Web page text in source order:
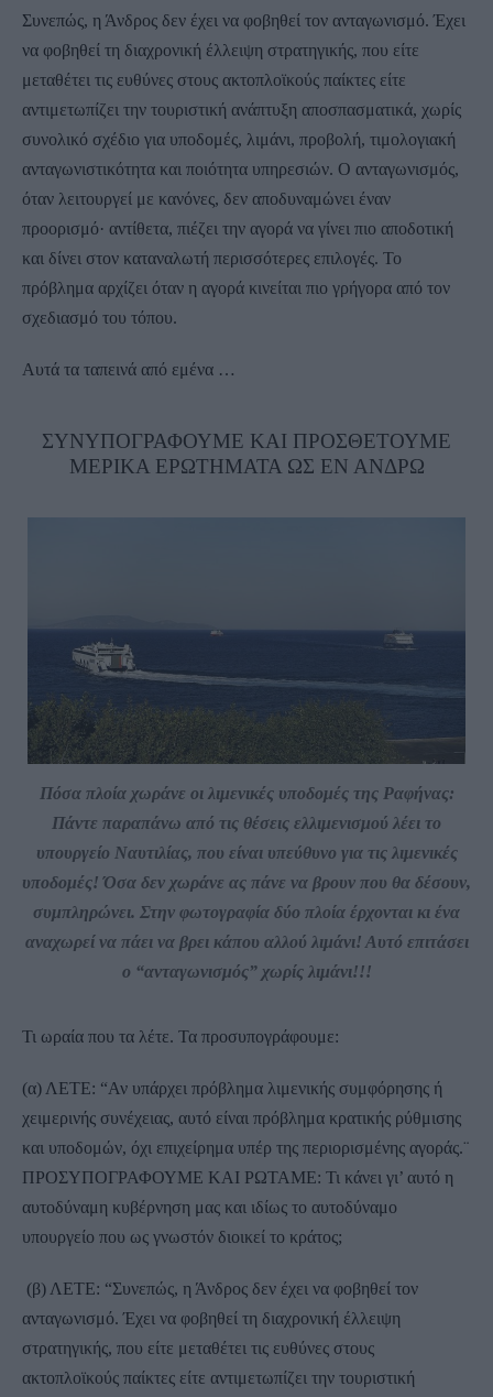
Συνεπώς, η Άνδρος δεν έχει να φοβηθεί τον ανταγωνισμό. Έχει
να φοβηθεί τη διαχρονική έλλειψη στρατηγικής, που είτε
μεταθέτει τις ευθύνες στους ακτοπλοϊκούς παίκτες είτε
αντιμετωπίζει την τουριστική ανάπτυξη αποσπασματικά, χωρίς
συνολικό σχέδιο για υποδομές, λιμάνι, προβολή, τιμολογιακή
ανταγωνιστικότητα και ποιότητα υπηρεσιών. Ο ανταγωνισμός,
όταν λειτουργεί με κανόνες, δεν αποδυναμώνει έναν
προορισμό· αντίθετα, πιέζει την αγορά να γίνει πιο αποδοτική
και δίνει στον καταναλωτή περισσότερες επιλογές. Το
πρόβλημα αρχίζει όταν η αγορά κινείται πιο γρήγορα από τον
σχεδιασμό του τόπου.
Αυτά τα ταπεινά από εμένα …
ΣΥΝΥΠΟΓΡΑΦΟΥΜΕ ΚΑΙ ΠΡΟΣΘΕΤΟΥΜΕ
ΜΕΡΙΚΑ ΕΡΩΤΗΜΑΤΑ ΩΣ ΕΝ ΑΝΔΡΩ
Πόσα πλοία χωράνε οι λιμενικές υποδομές της Ραφήνας:
Πάντε παραπάνω από τις θέσεις ελλιμενισμού λέει το
υπουργείο Ναυτιλίας, που είναι υπεύθυνο για τις λιμενικές
υποδομές! Όσα δεν χωράνε ας πάνε να βρουν που θα δέσουν,
συμπληρώνει. Στην φωτογραφία δύο πλοία έρχονται κι ένα
αναχωρεί να πάει να βρει κάπου αλλού λιμάνι! Αυτό επιτάσει
ο “ανταγωνισμός” χωρίς λιμάνι!!!
Τι ωραία που τα λέτε. Τα προσυπογράφουμε:
(α) ΛΕΤΕ: “Αν υπάρχει πρόβλημα λιμενικής συμφόρησης ή
χειμερινής συνέχειας, αυτό είναι πρόβλημα κρατικής ρύθμισης
και υποδομών, όχι επιχείρημα υπέρ της περιορισμένης αγοράς.¨
ΠΡΟΣΥΠΟΓΡΑΦΟΥΜΕ ΚΑΙ ΡΩΤΑΜΕ: Τι κάνει γι’ αυτό η
αυτοδύναμη κυβέρνηση μας και ιδίως το αυτοδύναμο
υπουργείο που ως γνωστόν διοικεί το κράτος;
(β) ΛΕΤΕ: “Συνεπώς, η Άνδρος δεν έχει να φοβηθεί τον
ανταγωνισμό. Έχει να φοβηθεί τη διαχρονική έλλειψη
στρατηγικής, που είτε μεταθέτει τις ευθύνες στους
ακτοπλοϊκούς παίκτες είτε αντιμετωπίζει την τουριστική